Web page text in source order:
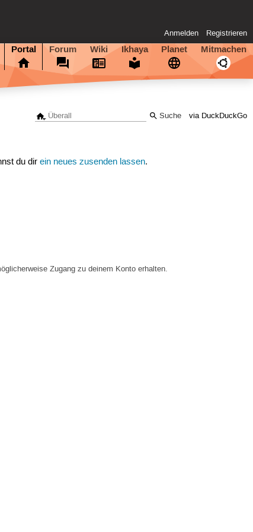
Anmelden Registrieren
Portal Forum Wiki Ikhaya Planet Mitmachen
via DuckDuckGo
du direin neues zusenden lassen.
Zugang zu deinem Konto erhalten.